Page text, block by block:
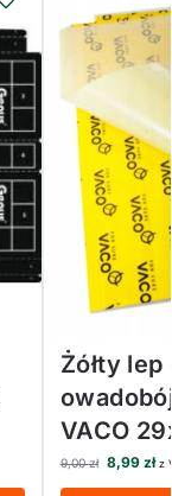
Żółty
VACO
9,00zł 8,99 zł z